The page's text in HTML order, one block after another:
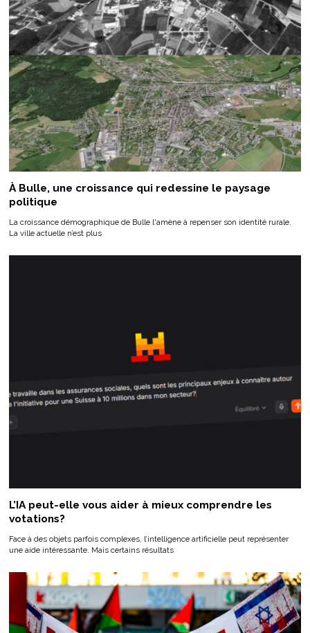
À Bulle, une croissance qui redessine le paysage
politique
La croissance démographique de Bulle l'amène à repenser son identité rurale.
La ville actuelle n’est plus
L’IA peut-elle vous aider à mieux comprendre les
votations?
Face à des objets parfois complexes, l’intelligence artificielle peut représenter
une aide intéressante. Mais certains résultats